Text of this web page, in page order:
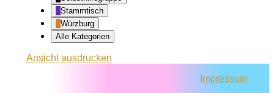
Stammtisch
Würzburg
Alle Kategorien
Ansichtausdrucken
Impressum